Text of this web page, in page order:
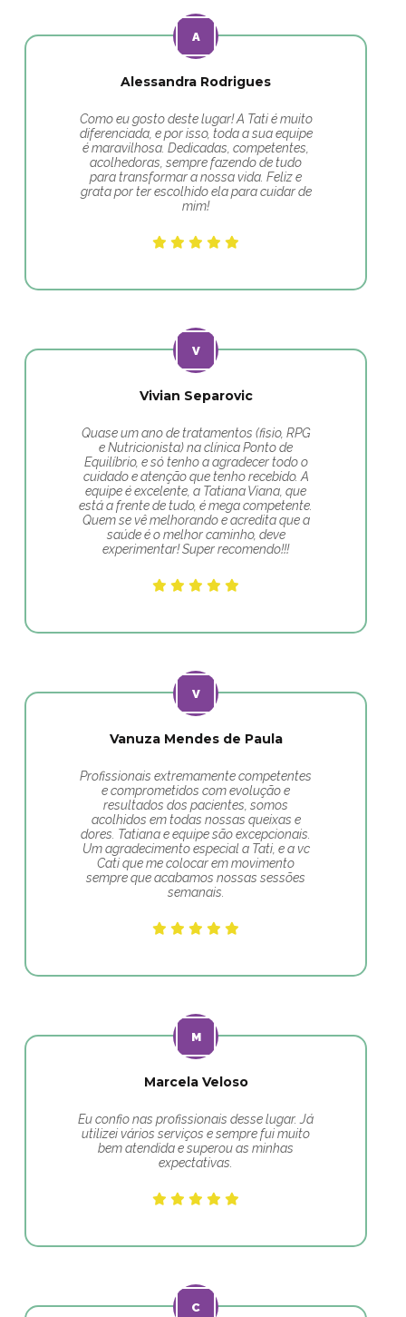
Alessandra Rodrigues
Como eu gosto deste lugar! A Tati é muito
diferenciada, e por isso, toda a sua equipe
é maravilhosa. Dedicadas, competentes,
acolhedoras, sempre fazendo de tudo
para transformar a nossa vida. Feliz e
grata por ter escolhido ela para cuidar de
mim!
Vivian Separovic
Quase um ano de tratamentos (fisio, RPG
e Nutricionista) na clínica Ponto de
Equilíbrio, e só tenho a agradecer todo o
cuidado e atenção que tenho recebido. A
equipe é excelente, a Tatiana Viana, que
está a frente de tudo, é mega competente.
Quem se vê melhorando e acredita que a
saúde é o melhor caminho, deve
experimentar! Super recomendo!!!
Vanuza Mendes de Paula
Profissionais extremamente competentes
e comprometidos com evolução e
resultados dos pacientes, somos
acolhidos em todas nossas queixas e
dores. Tatiana e equipe são excepcionais.
Um agradecimento especial a Tati, e a vc
Cati que me colocar em movimento
sempre que acabamos nossas sessões
semanais.
Marcela Veloso
Eu confio nas profissionais desse lugar. Já
utilizei vários serviços e sempre fui muito
bem atendida e superou as minhas
expectativas.